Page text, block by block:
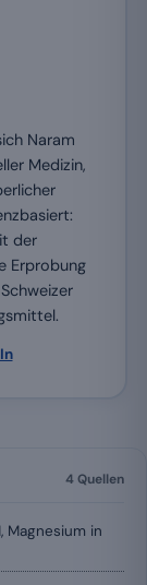
Naram
Medizin,
der
Erprobung
4 Quellen
Magnesium in